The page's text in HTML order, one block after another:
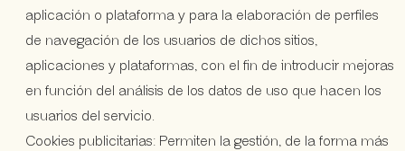
aplicación o plataforma y para la elaboración de perfiles
de navegación de los usuarios de dichos sitios,
aplicaciones y plataformas, con el fin de introducir mejoras
en función del análisis de los datos de uso que hacen los
usuarios del servicio.
Cookies publicitarias: Permiten la gestión, de la forma más